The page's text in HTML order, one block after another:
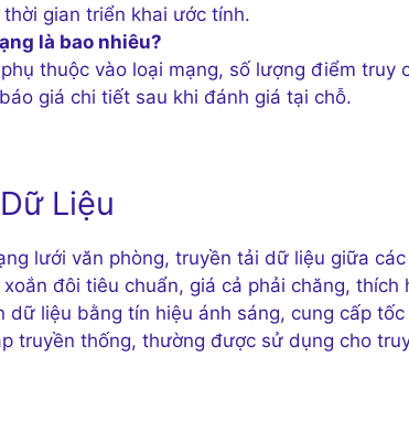
gian triển khai ước tính.
là bao nhiêu?
thuộc vào loại mạng, số lượng điểm truy
giá chi tiết sau khi đánh giá tại chỗ.
Liệu
lưới văn phòng, truyền tải dữ liệu giữa
xoắn đôi tiêu chuẩn, giá cả phải chăng, thích
dữ liệu bằng tín hiệu ánh sáng, cung cấp
truyền thống, thường được sử dụng cho